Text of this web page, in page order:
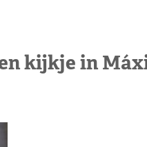
kijkje in